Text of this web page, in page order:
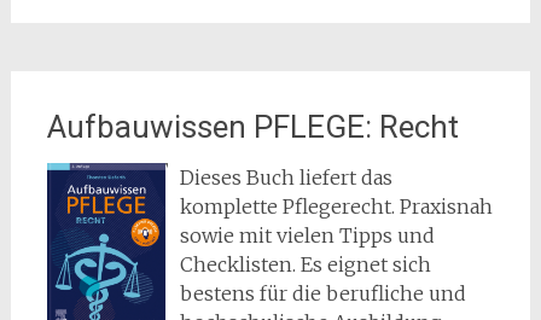
Aufbauwissen PFLEGE: Recht
Dieses Buch liefert das
komplette Pflegerecht. Praxisnah
sowie mit vielen Tipps und
Checklisten. Es eignet sich
bestens für die berufliche und